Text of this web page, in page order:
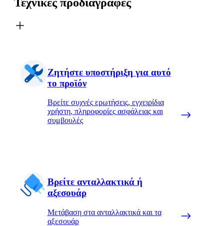
Ζητήστε υποστήριξη για αυτό
το προϊόν
Βρείτε συχνές ερωτήσεις, εγχειρίδια
χρήστη, πληροφορίες ασφάλειας και
συμβουλές
Βρείτε ανταλλακτικά ή
αξεσουάρ
Μετάβαση στα ανταλλακτικά και τα
αξεσουάρ